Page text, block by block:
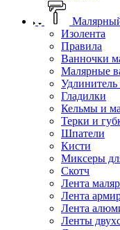
Изолента
Правила
Ванночки
Малярные
Удлинитель
Гладилки
Кельмы и
Терки и
Шпатели
Кисти
Миксеры
Скотч
Лента
Лента
Лента
Ленты